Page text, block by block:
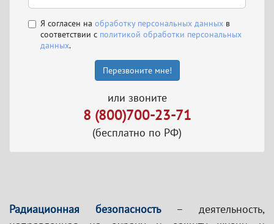
Я согласен на обработку персональных данных в
соответствии с политикой обработки персональных
данных.
Перезвоните мне!
или звоните
8 (800)700-23-71
(бесплатно по РФ)
Радиационная безопасность– деятельность,